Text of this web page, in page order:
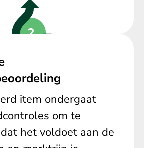
item ondergaat
om te
het voldoet aan de